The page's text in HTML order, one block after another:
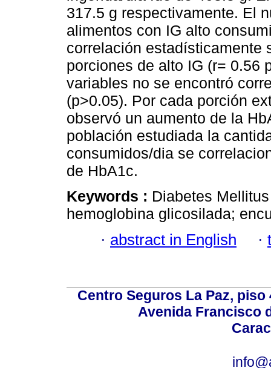
317.5 g respectivamente. El
alimentos con IG alto
correlación estadísticamente
porciones de alto IG (r= 0.56
variables no se encontró
(p>0.05). Por cada porción
observó un aumento de la
población estudiada la
consumidos/dia se
de HbA1c.
Keywords : Diabetes
hemoglobina glicosilada;
· abstract in English ·
Centro Seguros La Paz,
Avenida Francisco